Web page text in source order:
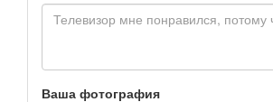
Ваша фотография